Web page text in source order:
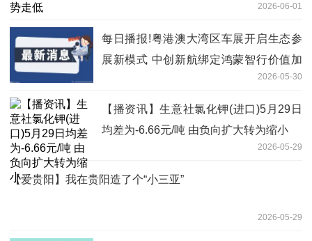
2026-06-01
每日播报!粤港澳大湾区车展开启生态参
展新模式 中创新航绑定鸿蒙智行价值加
2026-05-30
【播资讯】生意社氯化钾(进口)5月29日
均差为-6.66元/吨 由负向扩大转为缩小
2026-05-29
【爱贵阳】我在贵阳造了个“小三亚”
2026-05-29